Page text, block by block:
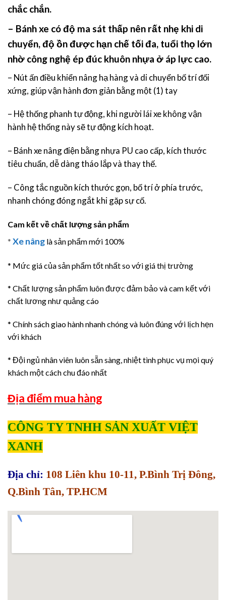
chắc chắn.
– Bánh xe có độ ma sát thấp nên rất nhẹ khi di
chuyển, độ ồn được hạn chế tối đa, tuổi thọ lớn
nhờ công nghệ ép đúc khuôn nhựa ở áp lực cao.
– Nút ấn điều khiển nâng hạ hàng và di chuyển bố trí đối
xứng, giúp vận hành đơn giản bằng một (1) tay
– Hệ thống phanh tự động, khi người lái xe không vận
hành hệ thống này sẽ tự động kích hoạt.
– Bánh xe nâng điện bằng nhựa PU cao cấp, kích thước
tiêu chuẩn, dễ dàng tháo lắp và thay thế.
– Công tắc nguồn kích thước gọn, bố trí ở phía trước,
nhanh chóng đóng ngắt khi gặp sự cố.
Cam kết về chất lượng sản phẩm
* Xe nâng là sản phẩm mới 100%
* Mức giá của sản phẩm tốt nhất so với giá thị trường
* Chất lượng sản phẩm luôn được đảm bảo và cam kết với
chất lương như quảng cáo
* Chính sách giao hành nhanh chóng và luôn đúng với lịch hẹn
với khách
* Đội ngủ nhân viên luôn sẵn sàng, nhiệt tình phục vụ mọi quý
khách một cách chu đáo nhất
Địa điểm mua hàng
CÔNG TY TNHH SẢN XUẤT VIỆT
XANH
Địa chỉ: 108 Liên khu 10-11, P.Bình Trị Đông,
Q.Bình Tân, TP.HCM